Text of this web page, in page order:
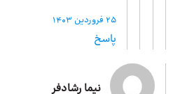
25 فروردین 1403
پاسخ
نیما رشادفر